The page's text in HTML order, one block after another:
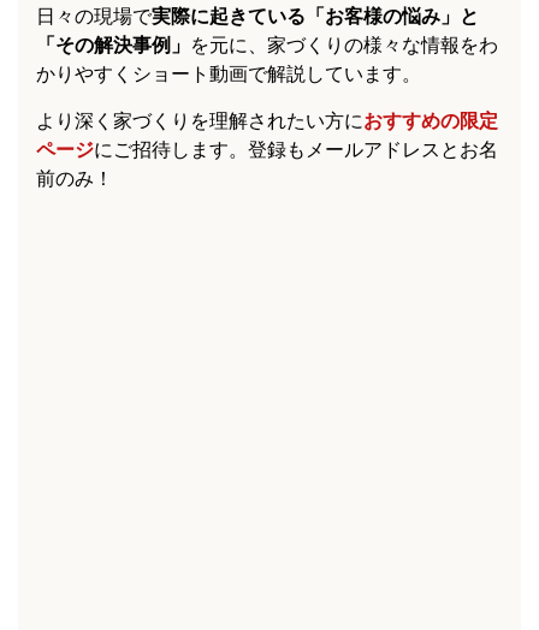
日々の現場で実際に起きている「お客様の悩み」と
「その解決事例」 を元に、家づくりの様々な情報をわ
かりやすくショート動画で解説しています。
より深く家づくりを理解されたい方におすすめの限定
ページにご招待します。登録もメールアドレスとお名
前のみ！